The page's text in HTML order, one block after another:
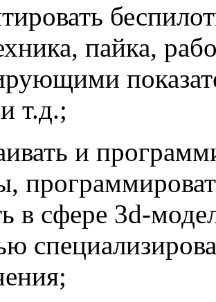
пайка,
т.д.;
и
в сфере 3d-